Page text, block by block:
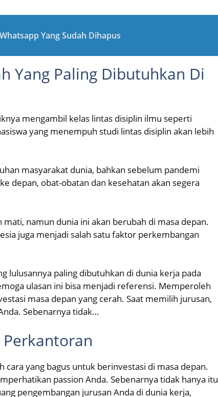
Yang Sudah Dihapus
Yang Paling Dibutuhkan Di
mengambil kelas lintas disiplin ilmu seperti
yang menempuh studi lintas disiplin akan lebih
masyarakat dunia, bahkan sebelum pandemi
depan, obat-obatan dan kesehatan akan segera
namun dunia ini akan berubah di masa depan.
juga menjadi salah satu faktor perkembangan
lulusannya paling dibutuhkan di dunia kerja pada
ulasan ini bisa menjadi referensi. Memperoleh
masa depan yang cerah. Saat memilih jurusan,
Sebenarnya tidak…
cara yang bagus untuk berinvestasi di masa depan.
passion Anda. Sebenarnya tidak hanya itu
pengembangan jurusan Anda di dunia kerja,